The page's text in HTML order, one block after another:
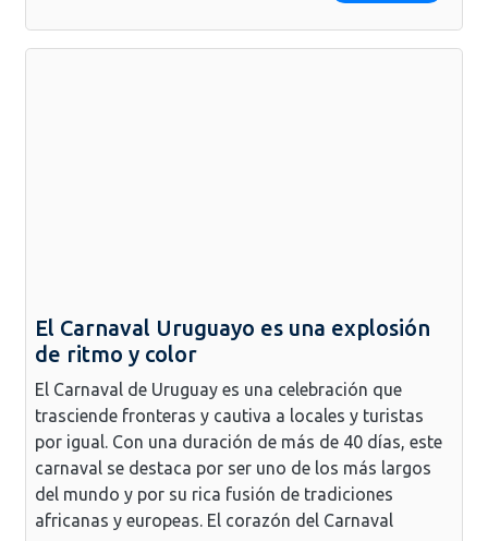
El Carnaval Uruguayo es una explosión
de ritmo y color
El Carnaval de Uruguay es una celebración que
trasciende fronteras y cautiva a locales y turistas
por igual. Con una duración de más de 40 días, este
carnaval se destaca por ser uno de los más largos
del mundo y por su rica fusión de tradiciones
africanas y europeas. El corazón del Carnaval